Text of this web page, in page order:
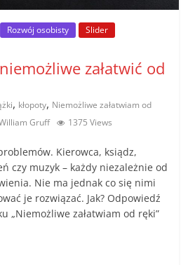
Rozwój osobisty
Slider
załatwić od
, kłopoty, Niemożliwe załatwiam od
Gruff 1375 Views
Kierowca, ksiądz,
czy muzyk – każdy niezależnie od
Nie ma jednak co się nimi
je rozwiązać. Jak? Odpowiedź
„Niemożliwe załatwiam od ręki”